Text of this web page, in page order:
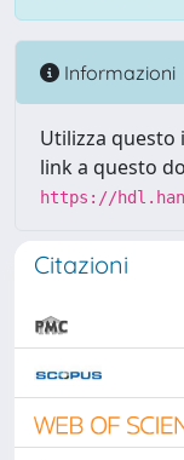
Informazioni
Utilizza
link a questo
https://
Citazioni